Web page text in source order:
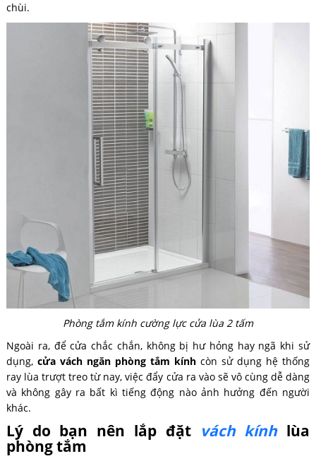
chùi.
Phòng tắm kính cường lực cửa lùa 2 tấm
Ngoài ra, để cửa chắc chắn, không bị hư hỏng hay ngã khi sử
dụng, cửa vách ngăn phòng tắm kính còn sử dụng hệ thống
ray lùa trượt treo từ nay, việc đẩy cửa ra vào sẽ vô cùng dễ dàng
và không gây ra bất kì tiếng động nào ảnh hưởng đến người
khác.
Lý do bạn nên lắp đặt vách kínhlùa
phòng tắm